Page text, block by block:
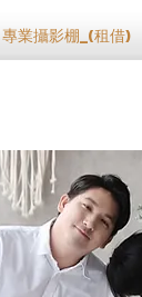
專業攝影棚_(租借)